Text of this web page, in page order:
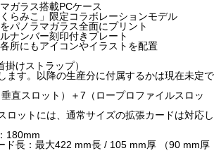
ガラス搭載PCケース
らみこ」限定コラボレーションモデル
パノラマガラス全面にプリント
ナンバー刻印付きプレート
所にもアイコンやイラストを配置
けストラップ）
す。以降の生産分に付属するかは現在未定で
直スロット）＋7（ロープロファイルスロッ
ットには、通常サイズの拡張カードは対応し
180mm
ド長：最大422 mm長 / 105 mm厚 （90 mm厚